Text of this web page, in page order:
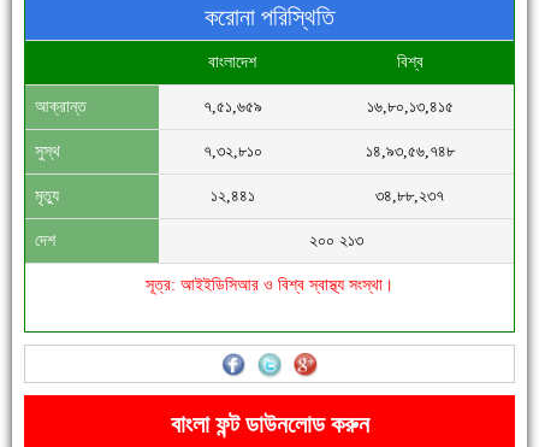
সিগমা ওয়েল ইন্ডাস্ট্রির মেকানিক ও গ্রাহক সভা
'বাংলা সাহিত্যানুরাগীরা তাঁর অবদানকে চিরকাল স্মরণ করবে'
করোনা পরিস্থিতি
বাংলাদেশ বিশ্ব
আক্রান্ত ৭,৫১,৬৫৯ ১৬,৮০,১৩,৪১৫
সুস্থ ৭,৩২,৮১০ ১৪,৯৩,৫৬,৭৪৮
মৃত্যু ১২,৪৪১ ৩৪,৮৮,২৩৭
দেশ ২০০ ২১৩
সূত্র: আইইডিসিআর ও বিশ্ব স্বাস্থ্য সংস্থা।
বাংলা ফন্ট ডাউনলোড করুন